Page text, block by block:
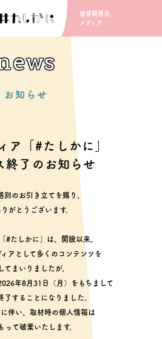
価値観発見
メディア
お知らせ
ア「#たしかに」
終了のお知らせ
別のお引き立てを賜り、
がとうございます。
#たしかに」は、開設以来、
アとして多くのコンテンツを
てまいりましたが、
年8月31日（月）をもちまして
了することになりました。
伴い、取材時の個人情報は
って破棄いたします。